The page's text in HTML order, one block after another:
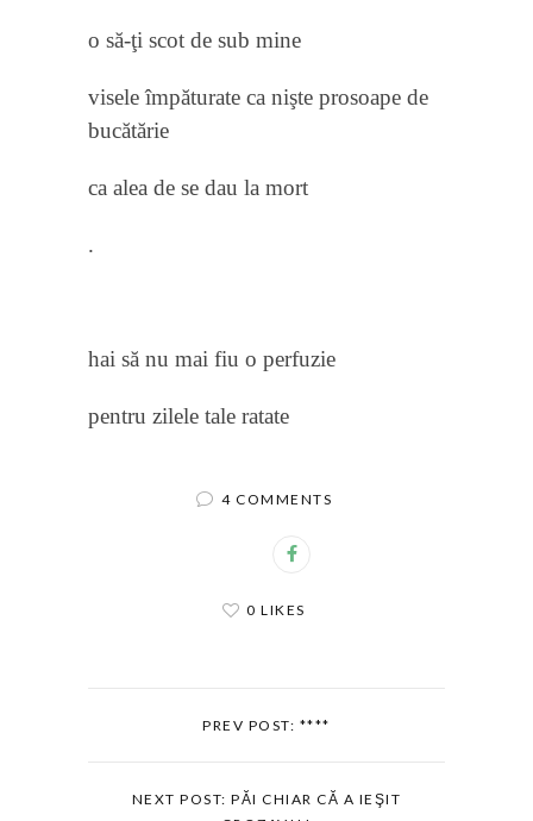
o să-ţi scot de sub mine
visele împăturate ca nişte prosoape de
bucătărie
ca alea de se dau la mort
.
hai să nu mai fiu o perfuzie
pentru zilele tale ratate
4 COMMENTS
0 LIKES
PREV POST: ****
NEXT POST: PĂI CHIAR CĂ A IEŞIT